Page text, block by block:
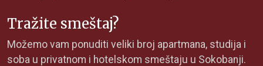
Tražite smeštaj?
Možemo vam ponuditi veliki broj apartmana, studija i
soba u privatnom i hotelskom smeštaju u Sokobanji.